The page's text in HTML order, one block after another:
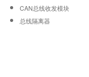
CAN总线收发模块
总线隔离器